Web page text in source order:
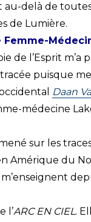
au-delà de
de Lumière.
Femme-
de l’Esprit
puisque
Daan
médecine
sur les
Amérique du
l’ARC EN CIEL.